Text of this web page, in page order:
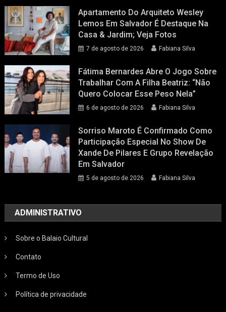
Apartamento Do Arquiteto Wesley
Lemos Em Salvador É Destaque Na
Casa & Jardim; Veja Fotos
7 de agosto de 2026 Fabiana Silva
Fátima Bernardes Abre O Jogo Sobre
Trabalhar Com A Filha Beatriz: “Não
Quero Colocar Esse Peso Nela”
6 de agosto de 2026 Fabiana Silva
Sorriso Maroto É Confirmado Como
Participação Especial No Show De
Xande De Pilares E Grupo Revelação
Em Salvador
5 de agosto de 2026 Fabiana Silva
ADMINISTRATIVO
Sobre o Balaio Cultural
Contato
Termo de Uso
Política de privacidade